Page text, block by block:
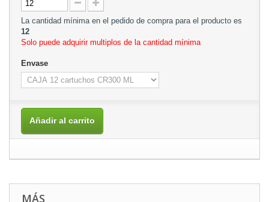
La cantidad mínima en el pedido de compra para el producto es
12
Solo puede adquirir multiplos de la cantidad mínima
Envase
Añadir al carrito
MÁS